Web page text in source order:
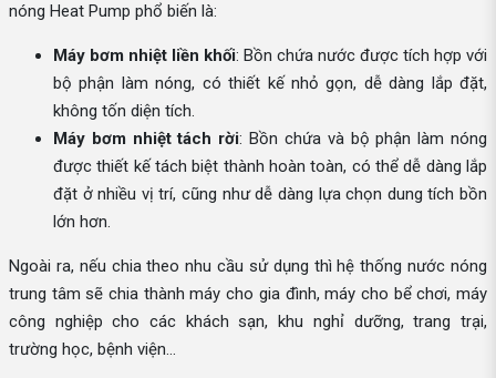
nóng Heat Pump phổ biến là:
Máy bơm nhiệt liền khối: Bồn chứa nước được tích hợp với
bộ phận làm nóng, có thiết kế nhỏ gọn, dễ dàng lắp đặt,
không tốn diện tích.
Máy bơm nhiệt tách rời: Bồn chứa và bộ phận làm nóng
được thiết kế tách biệt thành hoàn toàn, có thể dễ dàng lắp
đặt ở nhiều vị trí, cũng như dễ dàng lựa chọn dung tích bồn
lớn hơn.
Ngoài ra, nếu chia theo nhu cầu sử dụng thì hệ thống nước nóng
trung tâm sẽ chia thành máy cho gia đình, máy cho bể chơi, máy
công nghiệp cho các khách sạn, khu nghỉ dưỡng, trang trại,
trường học, bệnh viện…